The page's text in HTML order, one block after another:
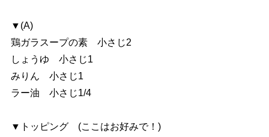
▼(A)
鶏ガラスープの素 小さじ2
しょうゆ 小さじ1
みりん 小さじ1
ラー油 小さじ1/4
▼トッピング (ここはお好みで！)